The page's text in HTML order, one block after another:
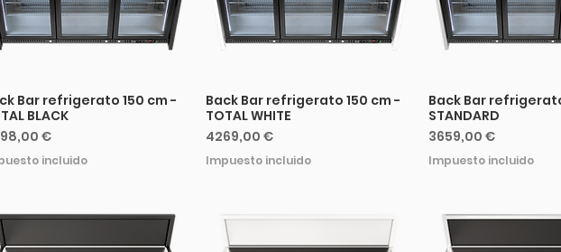
Bar refrigerato 150 cm -
BLACK
€
incluido
Back Bar refrigerato 150 cm -
TOTAL WHITE
Precio
4269,00 €
Impuesto incluido
Back Bar
STANDARD
Precio
3659,00 €
Impuesto incluido